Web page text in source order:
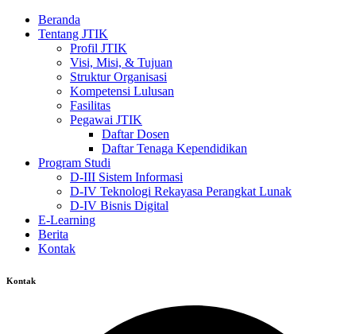
Beranda
Tentang JTIK
Profil JTIK
Visi, Misi, & Tujuan
Struktur Organisasi
Kompetensi Lulusan
Fasilitas
Pegawai JTIK
Daftar Dosen
Daftar Tenaga Kependidikan
Program Studi
D-III Sistem Informasi
D-IV Teknologi Rekayasa Perangkat Lunak
D-IV Bisnis Digital
E-Learning
Berita
Kontak
Kontak